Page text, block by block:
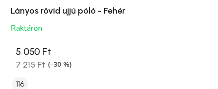
Lányos rövid ujjú póló - Fehér
Raktáron
5 050 Ft
7 215 Ft (–30 %)
116